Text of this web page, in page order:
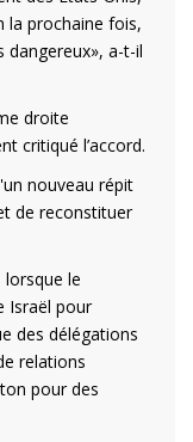
la prochaine fois,
dangereux», a-t-il
droite
critiqué l’accord.
nouveau répit
de reconstituer
le
Israël pour
des délégations
relations
pour des